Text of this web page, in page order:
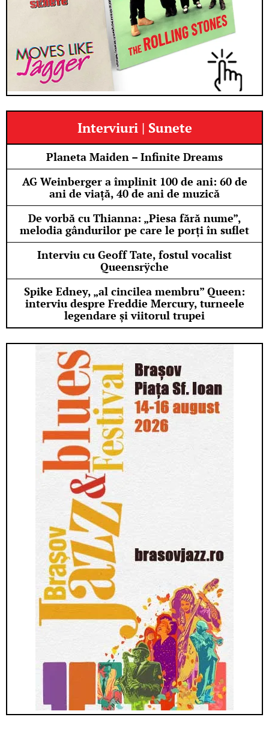
Interviuri | Sunete
Planeta Maiden – Infinite Dreams
AG Weinberger a împlinit 100 de ani: 60 de
ani de viață, 40 de ani de muzică
De vorbă cu Thianna: „Piesa fără nume”,
melodia gândurilor pe care le porți în suflet
Interviu cu Geoff Tate, fostul vocalist
Queensrÿche
Spike Edney, „al cincilea membru” Queen:
interviu despre Freddie Mercury, turneele
legendare și viitorul trupei